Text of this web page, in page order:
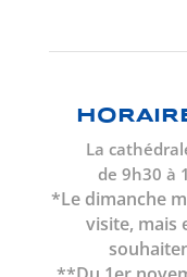
La
de 9h30 à
*Le dimanche
visite, mais